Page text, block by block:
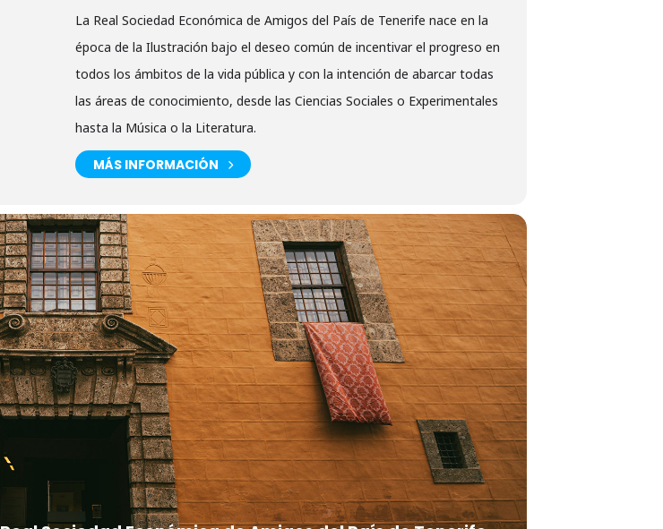
La Real Sociedad Económica de Amigos del País de Tenerife nace en la
época de la Ilustración bajo el deseo común de incentivar el progreso en
todos los ámbitos de la vida pública y con la intención de abarcar todas
las áreas de conocimiento, desde las Ciencias Sociales o Experimentales
hasta la Música o la Literatura.
MÁS INFORMACIÓN